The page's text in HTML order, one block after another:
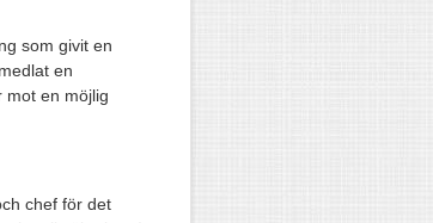
som givit en
en
mot en möjlig
chef för det